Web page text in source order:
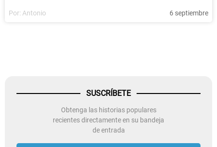
Por: Antonio 6 septiembre
SUSCRÍBETE
Obtenga las historias populares
recientes directamente en su bandeja
de entrada